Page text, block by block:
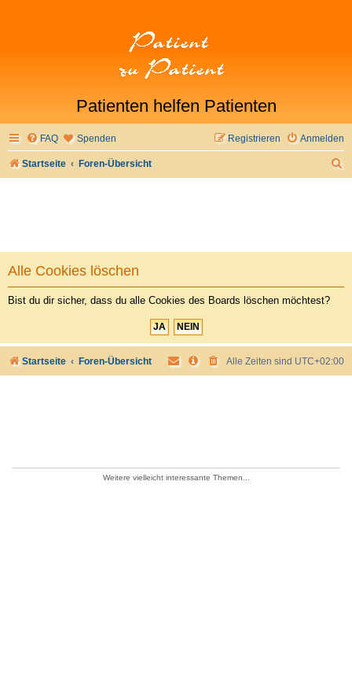
Patienten helfen Patienten
FAQ Spenden Anmelden
Registrieren
Startseite Foren-Übersicht
Alle Cookies löschen
Bist du dir sicher, dass du alle Cookies des Boards löschen möchtest?
Startseite Foren-Übersicht Alle Zeiten sind UTC+02:00
Weitere vielleicht interessante Themen...